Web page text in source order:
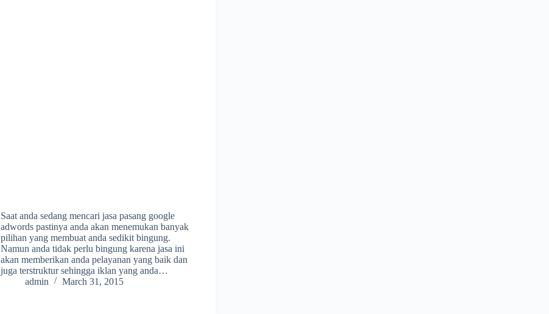
Saat anda sedang mencari jasa pasang google
adwords pastinya anda akan menemukan banyak
pilihan yang membuat anda sedikit bingung.
Namun anda tidak perlu bingung karena jasa ini
akan memberikan anda pelayanan yang baik dan
juga terstruktur sehingga iklan yang anda…
admin
March 31, 2015